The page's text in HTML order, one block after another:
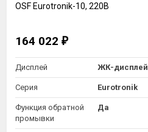
OSF Eurotronik-10, 220В
164 022 ₽
Дисплей ЖК-дисплей
Серия Eurotronik
Функция обратной
промывки
Да